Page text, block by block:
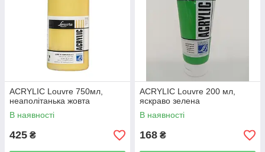
ACRYLIC Louvre 750мл,
неаполітанька жовта
В наявності
425 ₴
ACRYLIC Louvre 200 мл,
яскраво зелена
В наявності
168 ₴